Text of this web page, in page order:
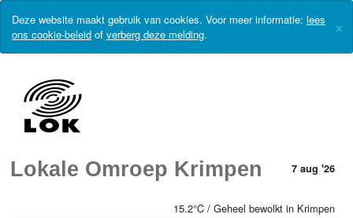
Deze website maakt gebruik van cookies. Voor meer informatie: lees
ons cookie-beleid of verberg deze melding. ×
Lokale Omroep Krimpen 7 aug '26
15.2°C / Geheel bewolkt in Krimpen